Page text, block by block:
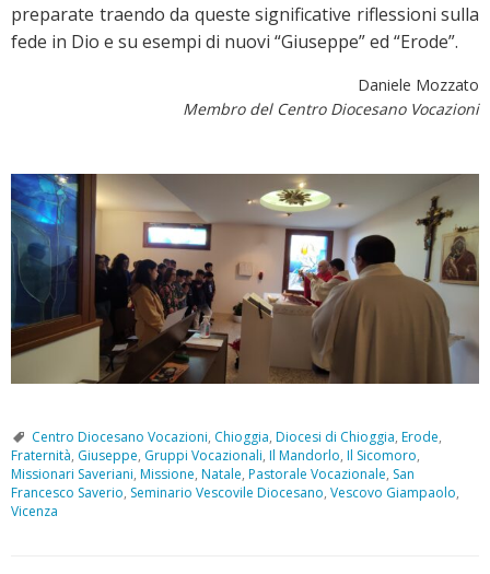
preparate traendo da queste significative riflessioni sulla
fede in Dio e su esempi di nuovi “Giuseppe” ed “Erode”.
Daniele Mozzato
Membro del Centro Diocesano Vocazioni
Centro Diocesano Vocazioni, Chioggia, Diocesi di Chioggia, Erode,
Fraternità, Giuseppe, Gruppi Vocazionali, Il Mandorlo, Il Sicomoro,
Missionari Saveriani, Missione, Natale, Pastorale Vocazionale, San
Francesco Saverio, Seminario Vescovile Diocesano, Vescovo Giampaolo,
Vicenza